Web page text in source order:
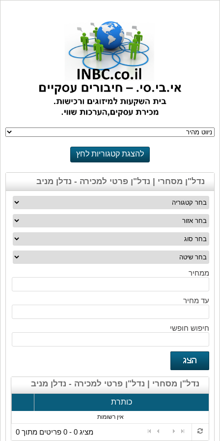
להצגת קטגוריות לחץ
נדל"ן מסחרי | נדל"ן פרטי למכירה - נדלן מניב
ממחיר
עד מחיר
חיפוש חופשי
נדל"ן מסחרי | נדל"ן פרטי למכירה - נדלן מניב
כותרת
אין רשומות
מציג 0 - 0 פריטים מתוך 0